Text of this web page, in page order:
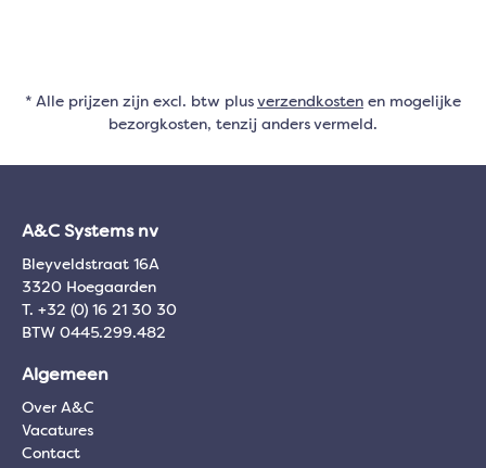
* Alle prijzen zijn excl. btw plus verzendkosten en mogelijke
bezorgkosten, tenzij anders vermeld.
A&C Systems nv
Bleyveldstraat 16A
3320 Hoegaarden
T. +32 (0) 16 21 30 30
BTW 0445.299.482
Algemeen
Over A&C
Vacatures
Contact